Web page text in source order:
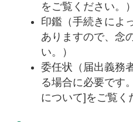
をご覧ください。）
印鑑（手続きによ
ありますので、念
い。）
委任状（届出義務
る場合に必要です
について]をご覧く